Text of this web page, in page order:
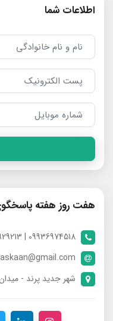
اطلاعات شما
هفت روز هفته
09936974518 | 09024929213 | 09398370112
شهر جدید پرند -